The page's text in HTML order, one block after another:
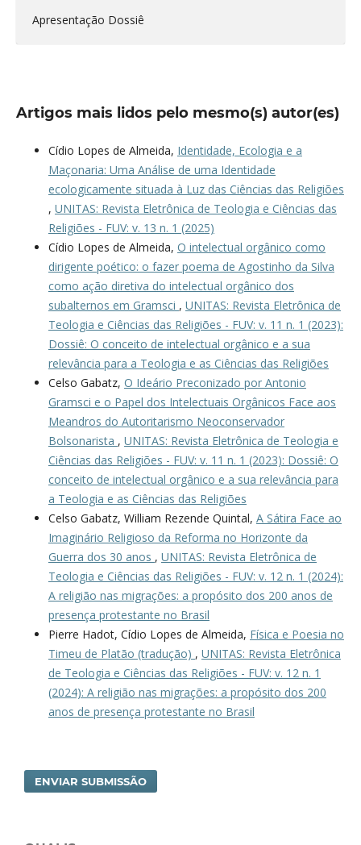
Apresentação Dossiê
Artigos mais lidos pelo mesmo(s) autor(es)
Cídio Lopes de Almeida, Identidade, Ecologia e a
Maçonaria: Uma Análise de uma Identidade
ecologicamente situada à Luz das Ciências das Religiões
, UNITAS: Revista Eletrônica de Teologia e Ciências das
Religiões - FUV: v. 13 n. 1 (2025)
Cídio Lopes de Almeida, O intelectual orgânico como
dirigente poético: o fazer poema de Agostinho da Silva
como ação diretiva do intelectual orgânico dos
subalternos em Gramsci , UNITAS: Revista Eletrônica de
Teologia e Ciências das Religiões - FUV: v. 11 n. 1 (2023):
Dossiê: O conceito de intelectual orgânico e a sua
relevância para a Teologia e as Ciências das Religiões
Celso Gabatz, O Ideário Preconizado por Antonio
Gramsci e o Papel dos Intelectuais Orgânicos Face aos
Meandros do Autoritarismo Neoconservador
Bolsonarista , UNITAS: Revista Eletrônica de Teologia e
Ciências das Religiões - FUV: v. 11 n. 1 (2023): Dossiê: O
conceito de intelectual orgânico e a sua relevância para
a Teologia e as Ciências das Religiões
Celso Gabatz, William Rezende Quintal, A Sátira Face ao
Imaginário Religioso da Reforma no Horizonte da
Guerra dos 30 anos , UNITAS: Revista Eletrônica de
Teologia e Ciências das Religiões - FUV: v. 12 n. 1 (2024):
A religião nas migrações: a propósito dos 200 anos de
presença protestante no Brasil
Pierre Hadot, Cídio Lopes de Almeida, Física e Poesia no
Timeu de Platão (tradução) , UNITAS: Revista Eletrônica
de Teologia e Ciências das Religiões - FUV: v. 12 n. 1
(2024): A religião nas migrações: a propósito dos 200
anos de presença protestante no Brasil
ENVIAR SUBMISSÃO